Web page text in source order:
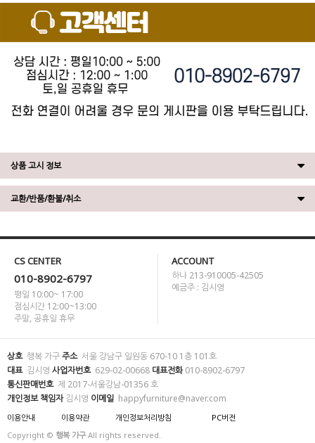
상품 고시 정보
교환/반품/환불/취소
CS CENTER
010-8902-6797
평일 10:00~ 17:00
점심시간 12:00~13:00
주말, 공휴일 휴무
ACCOUNT
하나 213-910005-42505
예금주 : 김시영
상호 행복 가구주소 서울 강남구 일원동 670-10 1층 101호
대표 김시영 사업자번호 629-02-00668 대표전화 010-8902-6797
통신판매번호 제 2017-서울강남-01356 호
개인정보 책임자 김시영 이메일 happyfurniture@naver.com
이용안내 이용약관 개인정보처리방침
PC버전
Copyright © 행복 가구All rights reserved.